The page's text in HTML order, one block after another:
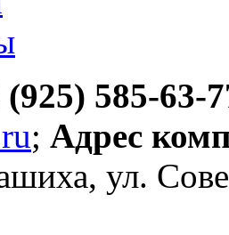
(925) 585-63-
; Адрес
ул.